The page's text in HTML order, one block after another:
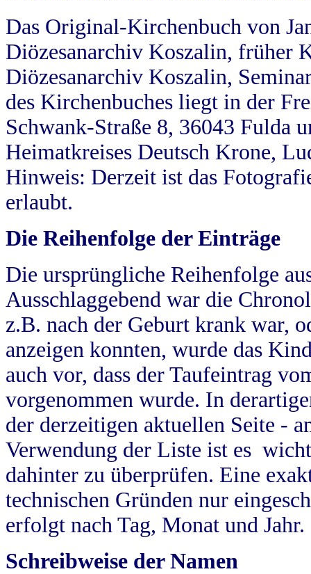
Das Original-Kirchenbuch von
Diözesanarchiv Koszalin, früher
Diözesanarchiv Koszalin,
des Kirchenbuches liegt in der
Schwank-Straße 8, 36043 Fulda
Heimatkreises Deutsch Krone,
Hinweis: Derzeit ist das
erlaubt.
Die Reihenfolge der Einträge
Die ursprüngliche Reihenfolge
Ausschlaggebend war die
z.B. nach der Geburt krank war,
anzeigen konnten, wurde das
auch vor, dass der Taufeintrag
vorgenommen wurde. In
der derzeitigen aktuellen Seite -
Verwendung der Liste ist es
dahinter zu überprüfen. Eine
technischen Gründen nur
erfolgt nach Tag, Monat und Jahr.
Schreibweise der Namen